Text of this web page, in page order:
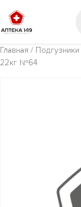
Главная / Подгузники
22кг №64